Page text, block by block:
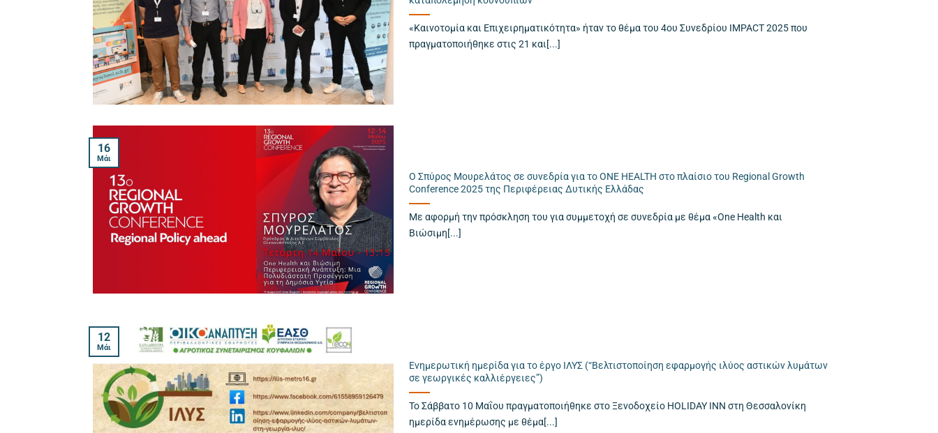
«Καινοτομία και Επιχειρηματικότητα» ήταν το θέμα του 4oυ Συνεδρίου IMPACT 2025 που
πραγματοποιήθηκε στις 21 και[...]
Ο Σπύρος Μουρελάτος σε συνεδρία για το ONE HEALTH στο πλαίσιο του Regional Growth
Conference 2025 της Περιφέρειας Δυτικής Ελλάδας
Με αφορμή την πρόσκληση του για συμμετοχή σε συνεδρία με θέμα «One Health και
Βιώσιμη[...]
16
Μάι
Ενημερωτική ημερίδα για το έργο ΙΛΥΣ (“Βελτιστοποίηση εφαρμογής ιλύος αστικών λυμάτων
σε γεωργικές καλλιέργειες”)
Το Σάββατο 10 Μαΐου πραγματοποιήθηκε στο Ξενοδοχείο HOLIDAY INN στη Θεσσαλονίκη
ημερίδα ενημέρωσης με θέμα[...]
12
Μάι